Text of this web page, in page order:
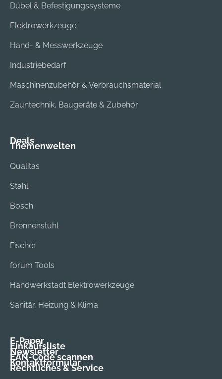
Dübel & Befestigungssysteme
Elektrowerkzeuge
Hand- & Messwerkzeuge
Industriebedarf
Maschinenzubehör & Verbrauchsmaterial
Zauntechnik, Baugeräte & Zubehör
Deals
Themenwelten
Qualitas
Stahl
Bosch
Brennenstuhl
Fischer
forum Tools
Handwerkstadt Elektrowerkzeuge
Sanitär, Heizung & Klima
E-Paper
Einkaufsliste
Newsletter
EAN-Code scannen
Kontaktformular
Rechtliches & Service